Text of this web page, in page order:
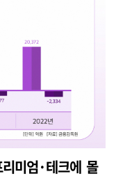
미엄·테크에 몰